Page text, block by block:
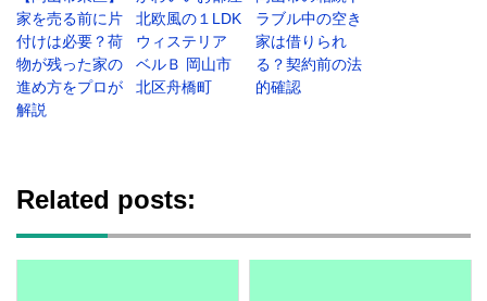
家を売る前に片
付けは必要？荷
物が残った家の
進め方をプロが
解説
北欧風の１LDK
ウィステリア
ベルＢ 岡山市
北区舟橋町
ラブル中の空き
家は借りられ
る？契約前の法
的確認
Related posts: